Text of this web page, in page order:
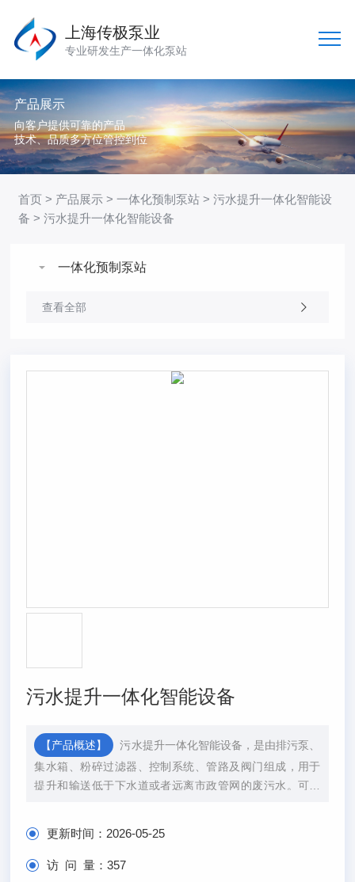
上海传极泵业
专业研发生产一体化泵站
产品展示
向客户提供可靠的产品
技术、品质多方位管控到位
首页 > 产品展示 >一体化预制泵站 >污水提升一体化智能设
备 > 污水提升一体化智能设备
一体化预制泵站
查看全部
污水提升一体化智能设备
【产品概述】
污水提升一体化智能设备，是由排污泵、
集水箱、粉碎过滤器、控制系统、管路及阀门组成，用于
提升和输送低于下水道或者远离市政管网的废污水。可以
更新时间： 2026-05-25
访 问 量：357